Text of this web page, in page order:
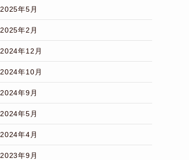
2025年5月
2025年2月
2024年12月
2024年10月
2024年9月
2024年5月
2024年4月
2023年9月